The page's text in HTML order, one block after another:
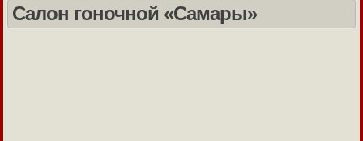
Салон гоночной «Самары»